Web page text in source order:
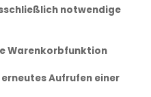
notwendige
Warenkorbfunktion
erneutes Aufrufen einer